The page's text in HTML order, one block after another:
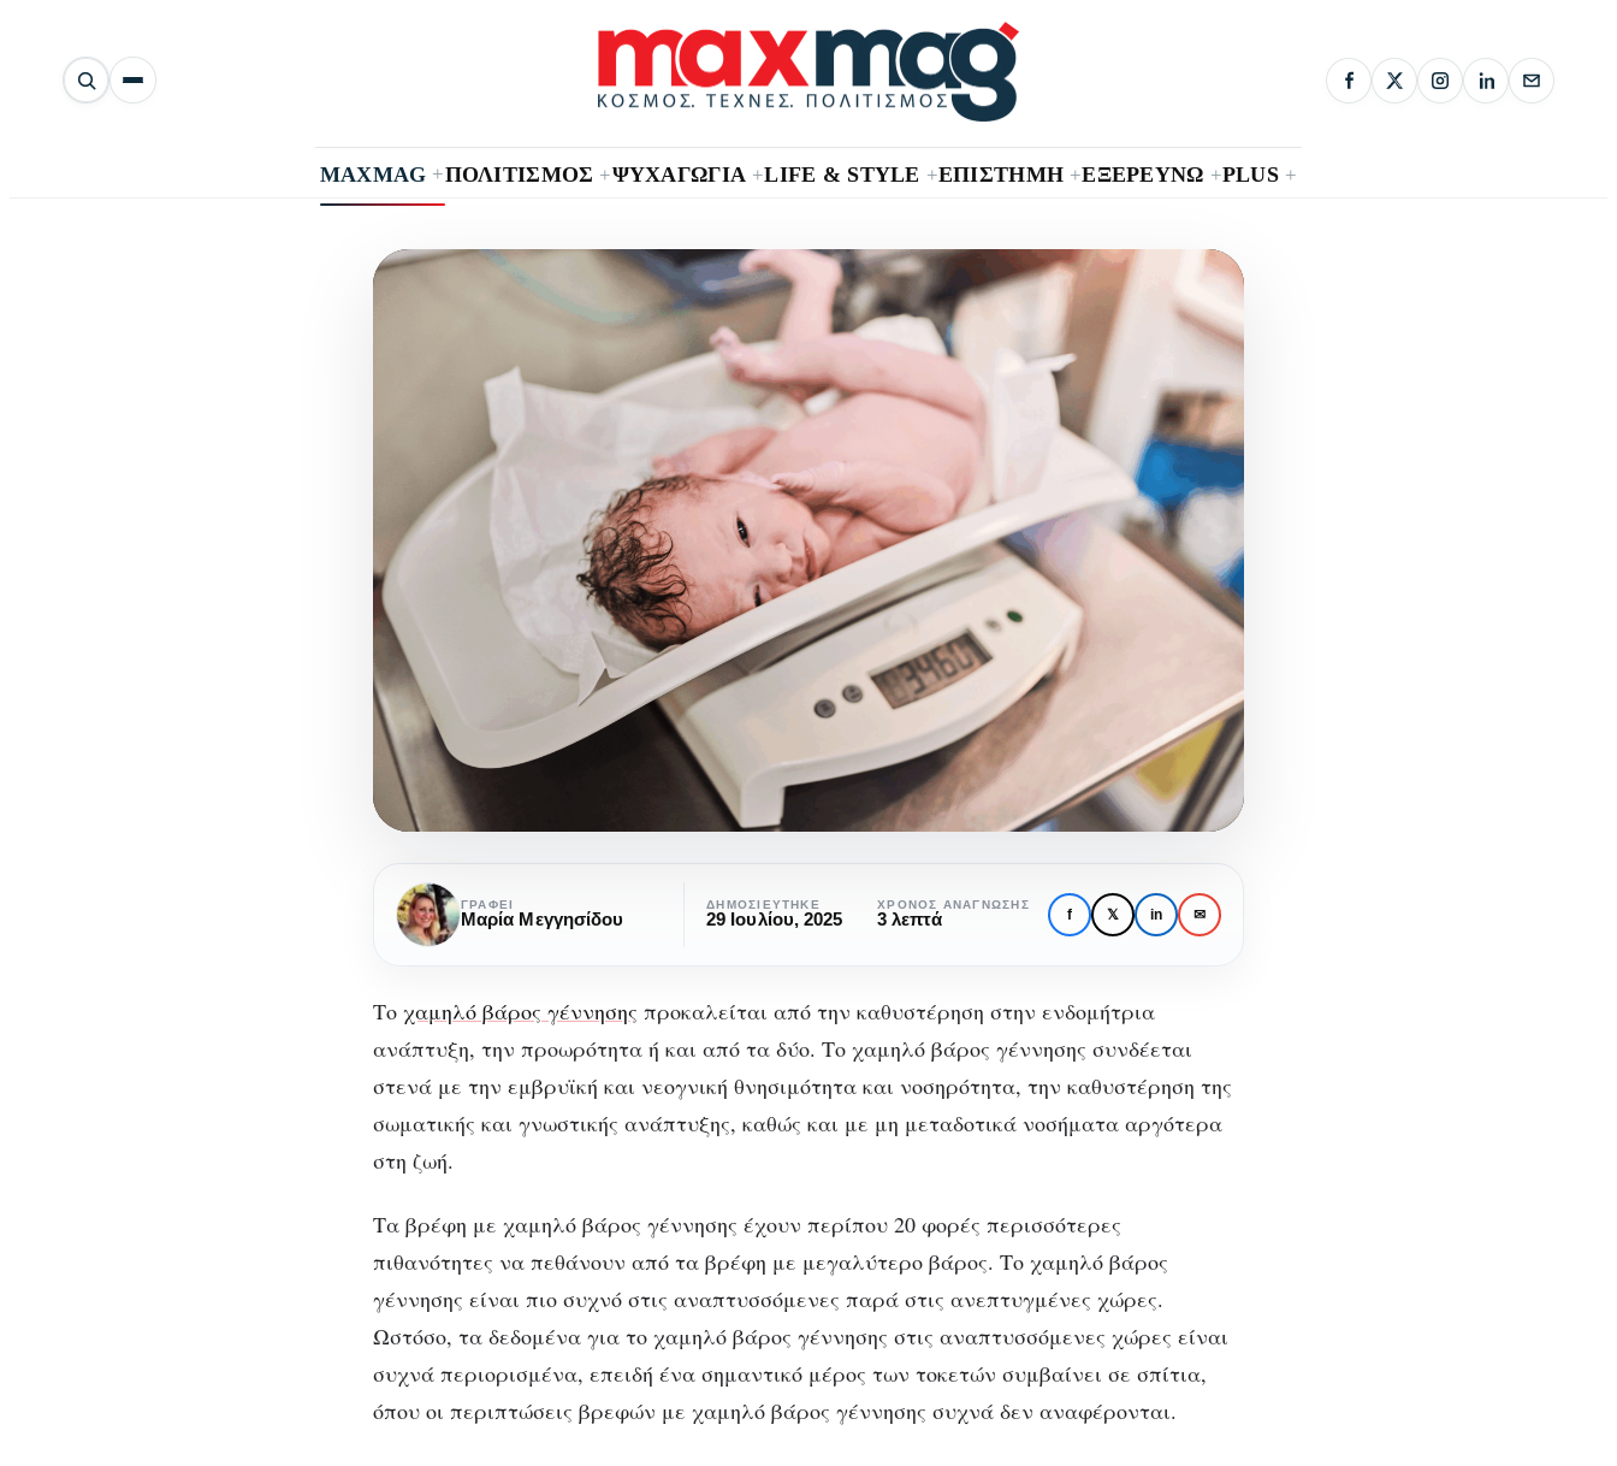
Αναζήτηση
άρθρων
MAXMAG +ΠΟΛΙΤΙΣΜΟΣ +ΨΥΧΑΓΩΓΙΑ +LIFE & STYLE +ΕΠΙΣΤΗΜΗ +ΕΞΕΡΕΥΝΩ +PLUS +
ΓΝΩΣΤΙΚΈΣ ΛΕΙΤΟΥΡΓΊΕΣ
Προωρότητα και Δείκτης
Νοημοσύνης
Προωρότητα
και
Δείκτης
ΓΡΆΦΕΙ
Μαρία Μεγγησίδου
ΔΗΜΟΣΙΕΎΤΗΚΕ
29 Ιουλίου, 2025
ΧΡΌΝΟΣ ΑΝΆΓΝΩΣΗΣ
3 λεπτά f 𝕏 in ✉
Το χαμηλό βάρος γέννησης προκαλείται από την καθυστέρηση στην ενδομήτρια
ανάπτυξη, την προωρότητα ή και από τα δύο. Το χαμηλό βάρος γέννησης συνδέεται
στενά με την εμβρυϊκή και νεογνική θνησιμότητα και νοσηρότητα, την καθυστέρηση της
σωματικής και γνωστικής ανάπτυξης, καθώς και με μη μεταδοτικά νοσήματα αργότερα
στη ζωή.
Τα βρέφη με χαμηλό βάρος γέννησης έχουν περίπου 20 φορές περισσότερες
πιθανότητες να πεθάνουν από τα βρέφη με μεγαλύτερο βάρος. Το χαμηλό βάρος
γέννησης είναι πιο συχνό στις αναπτυσσόμενες παρά στις ανεπτυγμένες χώρες.
Ωστόσο, τα δεδομένα για το χαμηλό βάρος γέννησης στις αναπτυσσόμενες χώρες είναι
συχνά περιορισμένα, επειδή ένα σημαντικό μέρος των τοκετών συμβαίνει σε σπίτια,
όπου οι περιπτώσεις βρεφών με χαμηλό βάρος γέννησης συχνά δεν αναφέρονται.